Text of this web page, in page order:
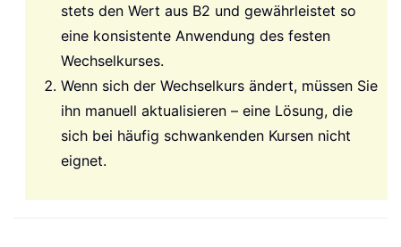
stets den Wert aus B2 und gewährleistet so
eine konsistente Anwendung des festen
Wechselkurses.
Wenn sich der Wechselkurs ändert, müssen Sie
ihn manuell aktualisieren – eine Lösung, die
sich bei häufig schwankenden Kursen nicht
eignet.